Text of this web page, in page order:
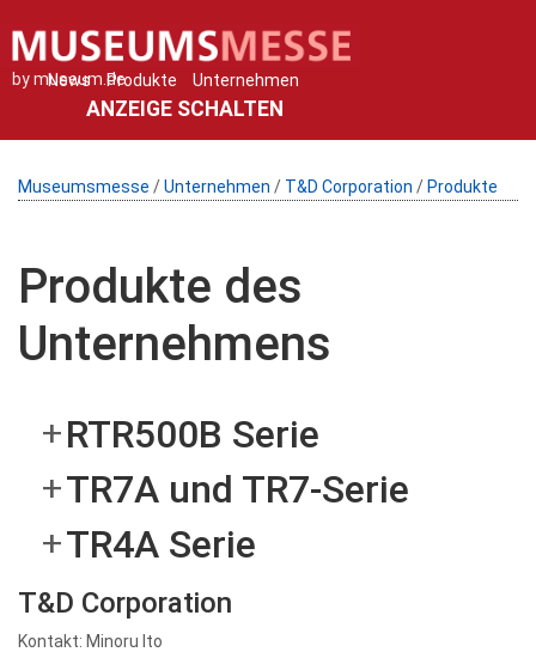
by museum.de
News Produkte Unternehmen
ANZEIGE SCHALTEN
Museumsmesse /Unternehmen / T&D Corporation / Produkte
Produkte des
Unternehmens
RTR500B Serie
TR7A und TR7-Serie
TR4A Serie
T&D Corporation
Kontakt: Minoru Ito